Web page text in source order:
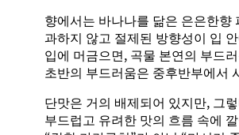
향에서는 바나나를 닮은 은은한향
과하지 않고 절제된 방향성이 입
입에 머금으면, 곡물 본연의 부드
초반의 부드러움은 중후반부에서
단맛은 거의 배제되어 있지만, 그
부드럽고 유려한 맛의 흐름 속에